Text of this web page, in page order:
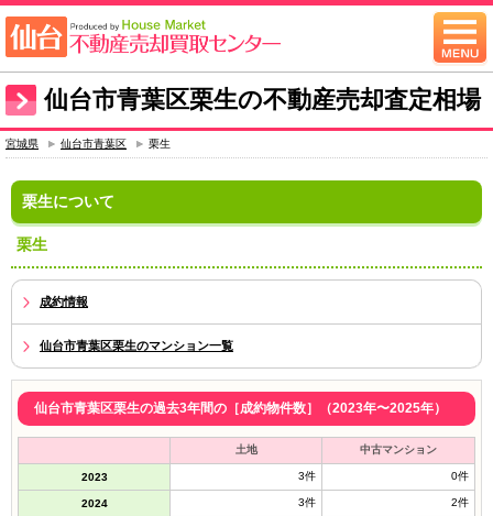
仙台市青葉区栗生の不動産売却査定相場
宮城県 仙台市青葉区 栗生
栗生について
栗生
成約情報
仙台市青葉区栗生のマンション一覧
仙台市青葉区栗生の過去3年間の［成約物件数］（2023年〜2025年）
土地 中古マンション
2023 3件 0件
2024 3件 2件